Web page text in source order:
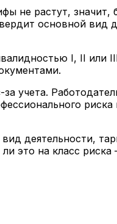
не растут,
основной
I, II
учета.
деятельности,
это на класс